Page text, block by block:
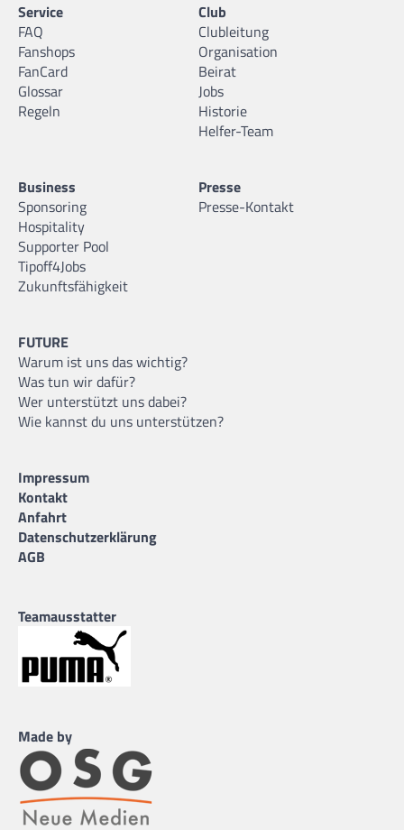
Service
FAQ
Fanshops
FanCard
Glossar
Regeln
Club
Clubleitung
Organisation
Beirat
Jobs
Historie
Helfer-Team
Business
Sponsoring
Hospitality
Supporter Pool
Tipoff4Jobs
Zukunftsfähigkeit
Presse
Presse-Kontakt
FUTURE
Warum ist uns das wichtig?
Was tun wir dafür?
Wer unterstützt uns dabei?
Wie kannst du uns unterstützen?
Impressum
Kontakt
Anfahrt
Datenschutzerklärung
AGB
Teamausstatter
Made by